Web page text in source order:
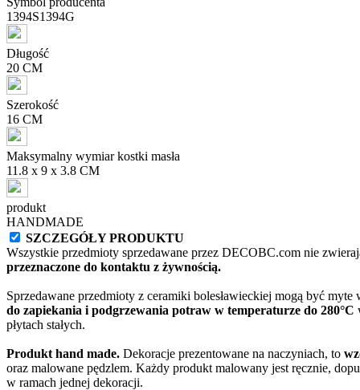
1394S1394G
Długość
20 CM
Szerokość
16 CM
Maksymalny wymiar kostki masła
11.8 x 9 x 3.8 CM
produkt
HANDMADE
SZCZEGÓŁY PRODUKTU
Wszystkie przedmioty sprzedawane przez DECOBC.com nie
przeznaczone do kontaktu z żywnością.
Sprzedawane przedmioty z ceramiki bolesławieckiej mogą być
do zapiekania i podgrzewania potraw w temperaturze do 280°C
płytach stałych.
Produkt hand made. Dekoracje prezentowane na naczyniach, to
oraz malowane pędzlem. Każdy produkt malowany jest ręcznie,
w ramach jednej dekoracji.